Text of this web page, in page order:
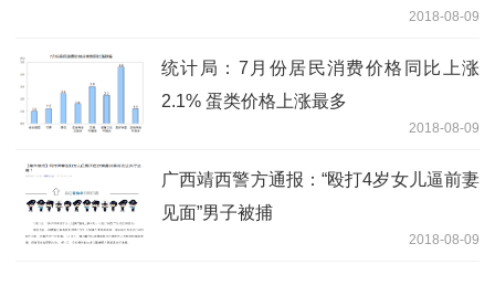
2018-08-09
统计局：7月份居民消费价格同比上涨
2.1% 蛋类价格上涨最多
2018-08-09
广西靖西警方通报：“殴打4岁女儿逼前妻
见面”男子被捕
2018-08-09